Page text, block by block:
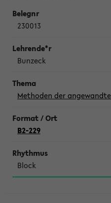
230013
Bunzeck
Methoden der
B2-229
Block